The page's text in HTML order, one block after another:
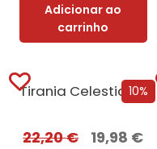
Adicionar ao
carrinho
10%
Tirania Celestial + Oferta GILD
22,20€ 19,98 €